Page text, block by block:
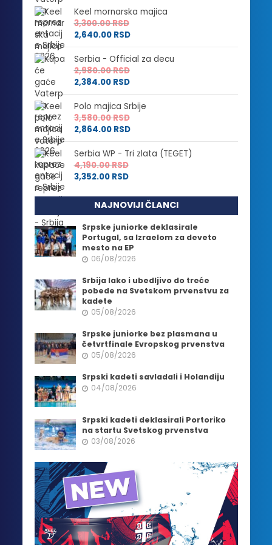
Keel mornarska majica
3,300.00RSD
2,640.00 RSD
Serbia - Official za decu
2,980.00RSD
2,384.00 RSD
Polo majica Srbije
3,580.00RSD
2,864.00 RSD
Serbia WP - Tri zlata (TEGET)
4,190.00RSD
3,352.00 RSD
NAJNOVIJI ČLANCI
Srpske juniorke deklasirale
Portugal, sa Izraelom za deveto
mesto na EP
06/08/2026
Srbija lako i ubedljivo do treće
pobede na Svetskom prvenstvu za
kadete
05/08/2026
Srpske juniorke bez plasmana u
četvrtfinale Evropskog prvenstva
05/08/2026
Srpski kadeti savladali i Holandiju
04/08/2026
Srpski kadeti deklasirali Portoriko
na startu Svetskog prvenstva
03/08/2026